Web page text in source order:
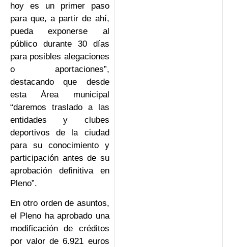
hoy es un primer paso
para que, a partir de ahí,
pueda exponerse al
público durante 30 días
para posibles alegaciones
o aportaciones”,
destacando que desde
esta Área municipal
“daremos traslado a las
entidades y clubes
deportivos de la ciudad
para su conocimiento y
participación antes de su
aprobación definitiva en
Pleno”.
En otro orden de asuntos,
el Pleno ha aprobado una
modificación de créditos
por valor de 6.921 euros